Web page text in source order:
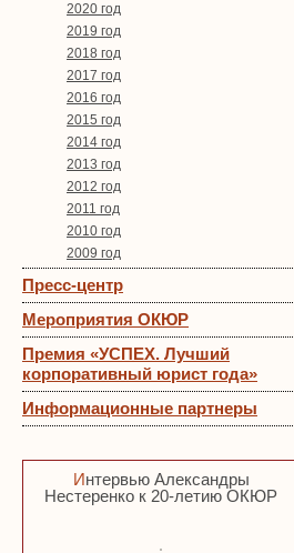
2020 год
2019 год
2018 год
2017 год
2016 год
2015 год
2014 год
2013 год
2012 год
2011 год
2010 год
2009 год
Пресс-центр
Мероприятия ОКЮР
Премия «УСПЕХ. Лучший
корпоративный юрист года»
Информационные партнеры
Интервью Александры
Нестеренко к 20-летию ОКЮР